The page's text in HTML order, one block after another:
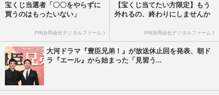
宝くじ当選者「〇〇をやらずに
買うのはもったいない」
PR(合同会社デジタルファーム )
【宝くじ当てたい方限定】もう
外れるの、終わりにしませんか
PR(合同会社デジタルファーム )
大河ドラマ『豊臣兄弟！』が放送休止回を発表、朝ド
ラ『エール』から始まった「見習う...